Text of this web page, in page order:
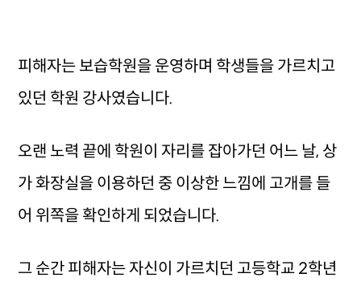
피해자는 보습학원을 운영하며 학생들을 가르치고
있던 학원 강사였습니다.
오랜 노력 끝에 학원이 자리를 잡아가던 어느 날, 상
가 화장실을 이용하던 중 이상한 느낌에 고개를 들
어 위쪽을 확인하게 되었습니다.
그 순간 피해자는 자신이 가르치던 고등학교 2학년